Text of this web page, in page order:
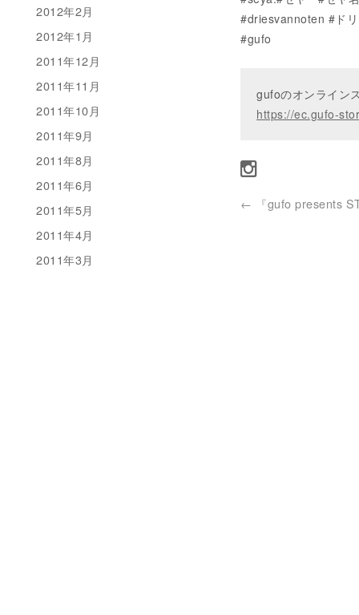
#driesvannoten #ド
#gufo
gufoのオンライン
https://ec.gufo-
← 『gufo presents
2012年2月
2012年1月
2011年12月
2011年11月
2011年10月
2011年9月
2011年8月
2011年6月
2011年5月
2011年4月
2011年3月